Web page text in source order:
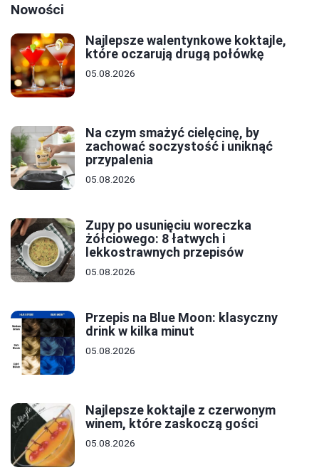
Nowości
Najlepsze walentynkowe koktajle,
które oczarują drugą połówkę
05.08.2026
Na czym smażyć cielęcinę, by
zachować soczystość i uniknąć
przypalenia
05.08.2026
Zupy po usunięciu woreczka
żółciowego: 8 łatwych i
lekkostrawnych przepisów
05.08.2026
Przepis na Blue Moon: klasyczny
drink w kilka minut
05.08.2026
Najlepsze koktajle z czerwonym
winem, które zaskoczą gości
05.08.2026